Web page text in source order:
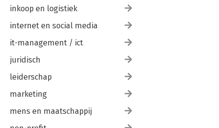
inkoop en logistiek
internet en social media
it-management / ict
juridisch
leiderschap
marketing
mens en maatschappij